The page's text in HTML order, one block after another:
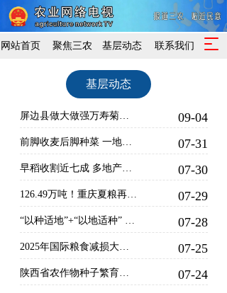
网站首页 聚焦三农 基层动态 联系我们
T
e
n
v
i
a
i
n
屏边县做大做强万寿菊产业—— 花海涌金浪 富民绘新章 09-04
前脚收麦后脚种菜 一地两茬一年两熟 山阴“麦菜复种”模式激活低效农田 07-31
早稻收割近七成 多地产量创新高 07-30
126.49万吨！重庆夏粮再获丰收 07-29
“以种适地”+“以地适种” 张家口53.18万亩盐碱耕地实现良种全覆盖 07-28
2025年国际粮食减损大会在济南举办 07-25
陕西省农作物种子繁育加工基地建成 07-24
基层动态